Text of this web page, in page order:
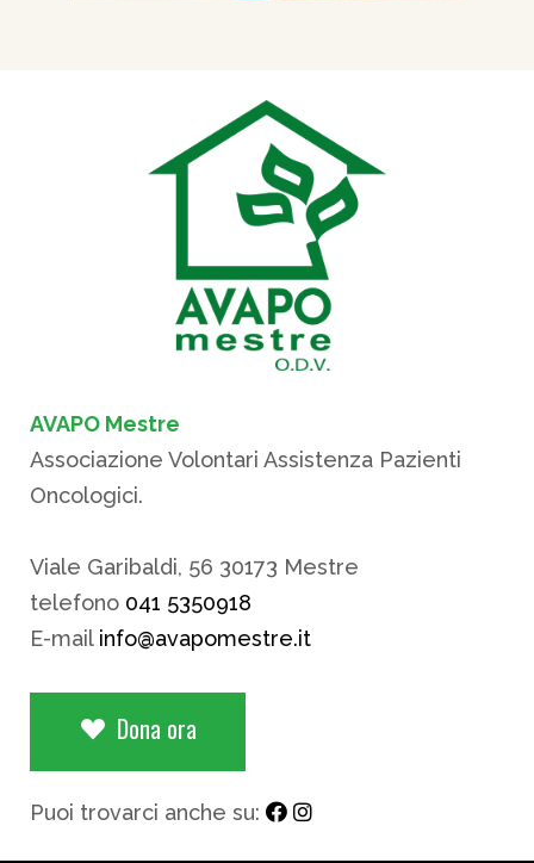
AVAPO Mestre
Associazione Volontari Assistenza Pazienti
Oncologici.
Viale Garibaldi, 56 30173 Mestre
telefono 041 5350918
E-mail info@avapomestre.it
Dona ora
Puoi trovarci anche su: